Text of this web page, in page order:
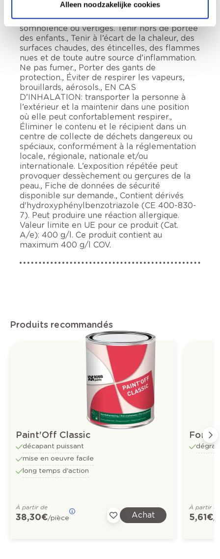
Alleen noodzakelijke cookies
iso-alcanes, cycliques, <2% aromates. Liquide
et vapeurs inflammables., Peut provoquer
somnolence ou vertiges. Tenir hors de portée
des enfants., Tenir à l’écart de la chaleur, des
surfaces chaudes, des étincelles, des flammes
nues et de toute autre source d’inflammation.
Ne pas fumer., Porter des gants de
protection., Éviter de respirer les vapeurs,
brouillards, aérosols., EN CAS
D’INHALATION: transporter la personne à
l’extérieur et la maintenir dans une position
où elle peut confortablement respirer.,
Éliminer le contenu et le récipient dans un
centre de collecte de déchets dangereux ou
spéciaux, conformément à la réglementation
locale, régionale, nationale et/ou
internationale. L’exposition répétée peut
provoquer dessèchement ou gerçures de la
peau., Fiche de données de sécurité
disponible sur demande., Contient dérivés
d'hydroxyphénylbenzotriazole (CE 400-830-
7). Peut produire une réaction allergique.
Valeur limite en UE pour ce produit (Cat.
A/e): 400 g/l. Ce produit contient au
maximum 400 g/l COV.
Produits recommandés
Paint'Off Classic
décapant puissant
mise en oeuvre facile
long temps d'action
À partir de
38,30 €/pièce Achat
À partir
5,61 €/